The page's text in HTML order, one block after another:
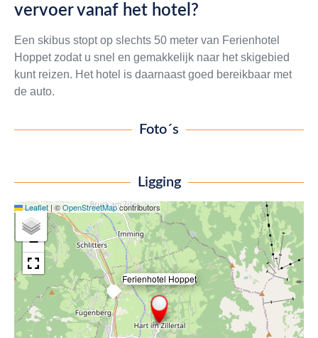
vervoer vanaf het hotel?
Een skibus stopt op slechts 50 meter van Ferienhotel
Hoppet zodat u snel en gemakkelijk naar het skigebied
kunt reizen. Het hotel is daarnaast goed bereikbaar met
de auto.
Foto´s
Ligging
Ferienhotel Hoppet
×
+
−
Leaflet| ©OpenStreetMapcontributors